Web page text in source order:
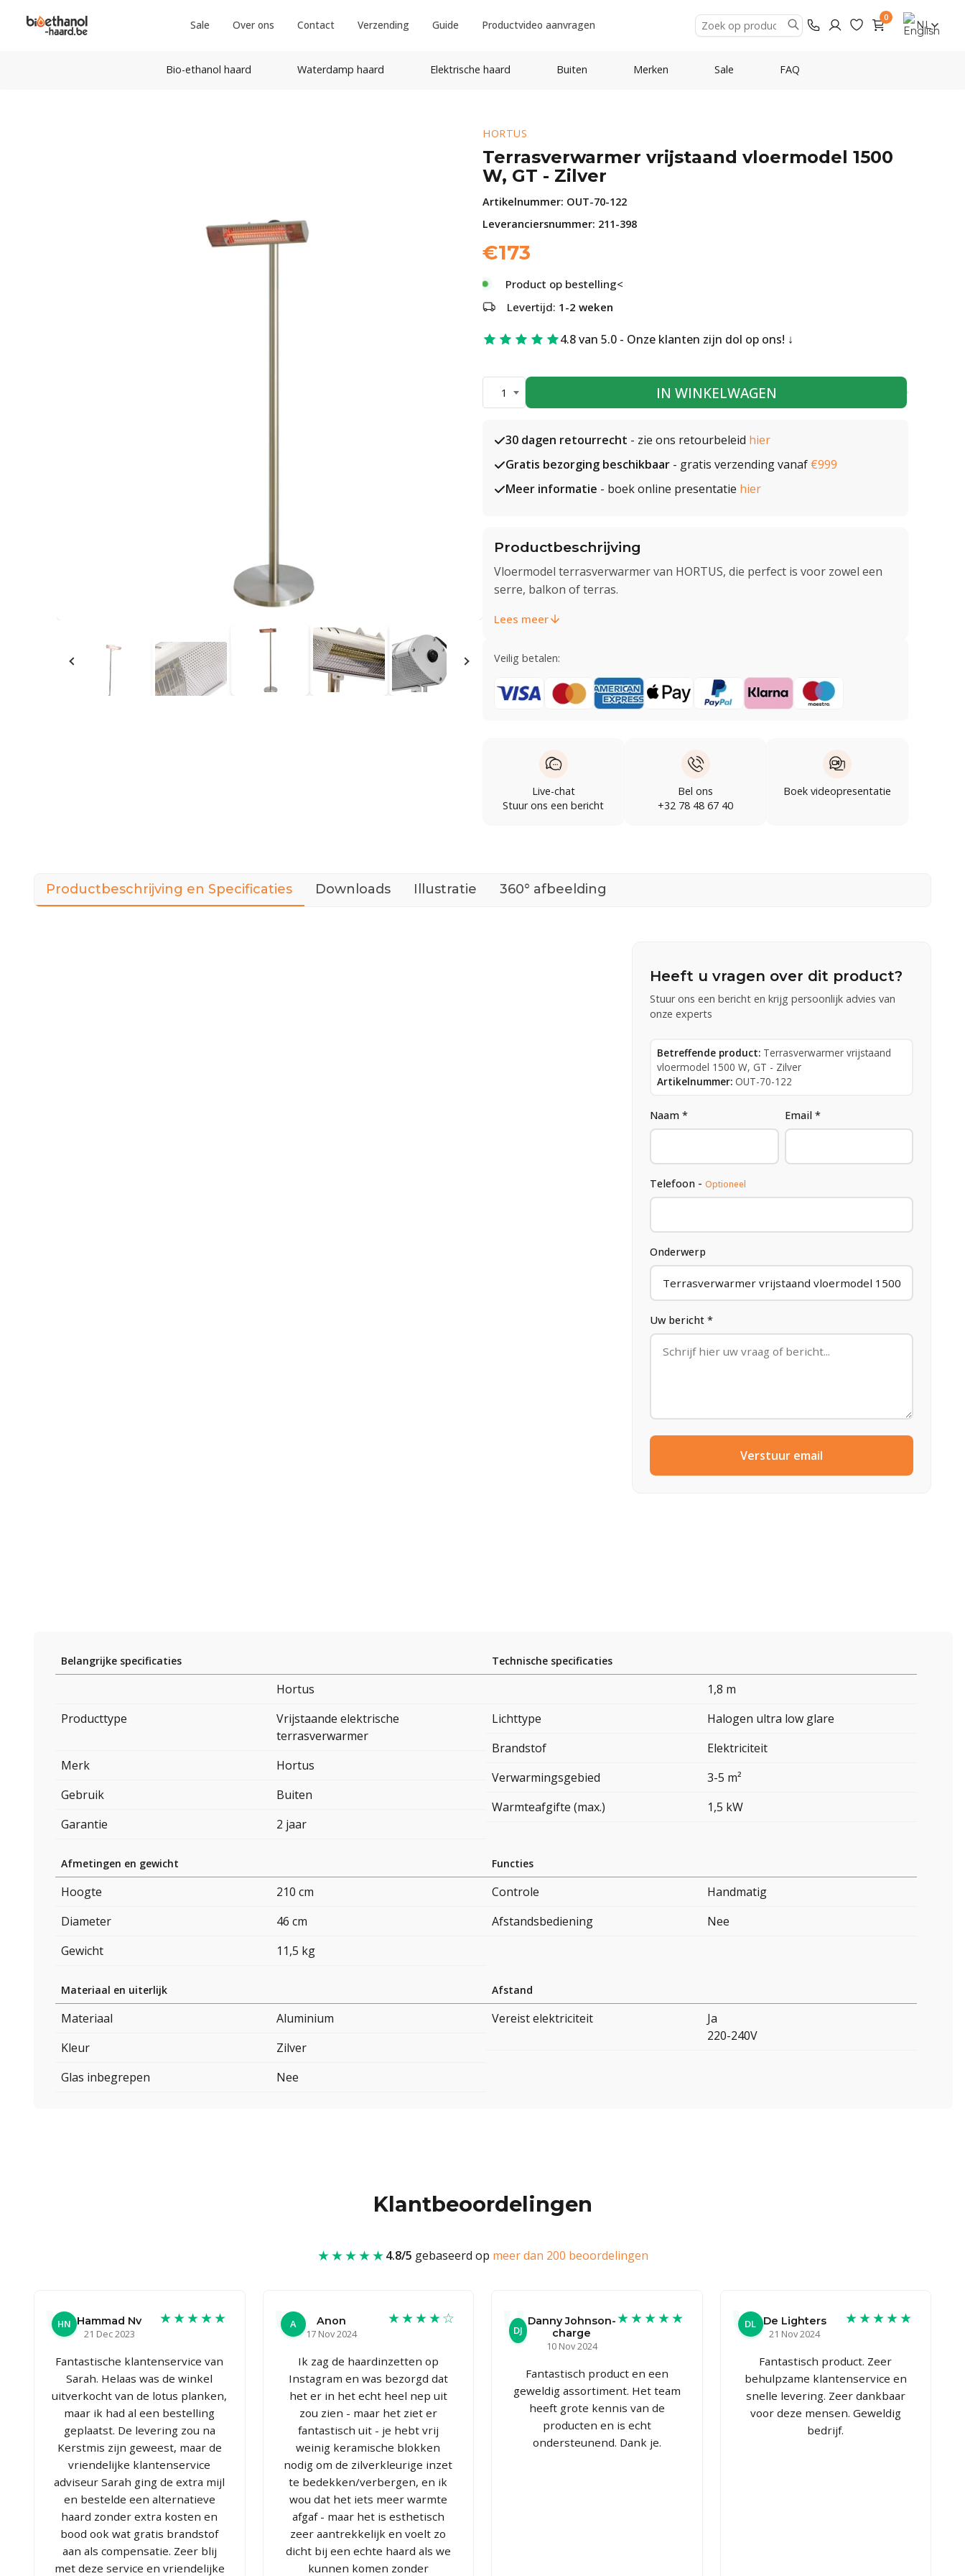
Sale Over ons Contact Verzending Guide Productvideo aanvragen
0
NL
Bio-ethanol haard Waterdamp haard Elektrische haard Buiten Merken Sale FAQ
HORTUS
Terrasverwarmer vrijstaand vloermodel 1500
W, GT - Zilver
Artikelnummer: OUT-70-122
Leveranciersnummer: 211-398
€173
Product op bestelling<
Levertijd: 1-2 weken
4.8 van 5.0 - Onze klanten zijn dol op ons!
1 IN WINKELWAGEN
30 dagen retourrecht - zie ons retourbeleid hier
Gratis bezorging beschikbaar - gratis verzending vanaf €999
Meer informatie - boek online presentatie hier
Productbeschrijving
Vloermodel terrasverwarmer van HORTUS, die perfect is voor zowel een
serre, balkon of terras.
Lees meer
Veilig betalen:
Live-chat
Stuur ons een bericht
Bel ons
+32 78 48 67 40
Boek videopresentatie
Productbeschrijving en Specificaties Downloads Illustratie 360° afbeelding
Heeft u vragen over dit product?
Stuur ons een bericht en krijg persoonlijk advies van
onze experts
Betreffende product: Terrasverwarmer vrijstaand
vloermodel 1500 W, GT - Zilver
Artikelnummer: OUT-70-122
Naam * Email *
Telefoon -Optioneel
Onderwerp
Uw bericht *
Verstuur email
Belangrijke specificaties
Hortus
Producttype
Vrijstaande elektrische
terrasverwarmer
Merk
Hortus
Gebruik
Buiten
Garantie
2 jaar
Technische specificaties
1,8 m
Lichttype
Halogen ultra low glare
Brandstof
Elektriciteit
Verwarmingsgebied
3-5 m²
Warmteafgifte (max.)
1,5 kW
Afmetingen en gewicht
Hoogte
210 cm
Diameter
46 cm
Gewicht
11,5 kg
Functies
Controle
Handmatig
Afstandsbediening
Nee
Materiaal en uiterlijk
Materiaal
Aluminium
Kleur
Zilver
Glas inbegrepen
Nee
Afstand
Vereist elektriciteit
Ja
220-240V
Klantbeoordelingen
★★★★★4.8/5 gebaseerd op meer dan 200 beoordelingen
HN Hammad Nv
21 Dec 2023
★★★★★
Fantastische klantenservice van
Sarah. Helaas was de winkel
uitverkocht van de lotus planken,
maar ik had al een bestelling
geplaatst. De levering zou na
Kerstmis zijn geweest, maar de
vriendelijke klantenservice
adviseur Sarah ging de extra mijl
en bestelde een alternatieve
haard zonder extra kosten en
bood ook wat gratis brandstof
aan als compensatie. Zeer blij
met deze service en vriendelijke
A
Anon
17 Nov 2024
★★★★☆
Ik zag de haardinzetten op
Instagram en was bezorgd dat
het er in het echt heel nep uit
zou zien - maar het ziet er
fantastisch uit - je hebt vrij
weinig keramische blokken
nodig om de zilverkleurige inzet
te bedekken/verbergen, en ik
wou dat het iets meer warmte
afgaf - maar het is esthetisch
zeer aantrekkelijk en voelt zo
dicht bij een echte haard als we
kunnen komen zonder
DJ
Danny Johnson-
charge
10 Nov 2024
★★★★★
Fantastisch product en een
geweldig assortiment. Het team
heeft grote kennis van de
producten en is echt
ondersteunend. Dank je.
DL De Lighters
21 Nov 2024
★★★★★
Fantastisch product. Zeer
behulpzame klantenservice en
snelle levering. Zeer dankbaar
voor deze mensen. Geweldig
bedrijf.